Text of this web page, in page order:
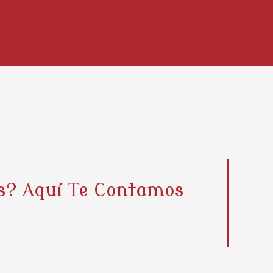
Aquí Te Contamos